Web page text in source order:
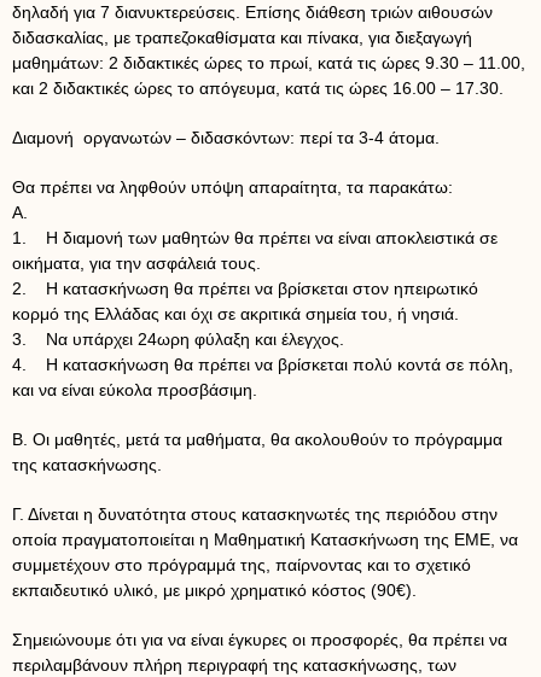
δηλαδή για 7 διανυκτερεύσεις. Επίσης διάθεση τριών αιθουσών
διδασκαλίας, με τραπεζοκαθίσματα και πίνακα, για διεξαγωγή
μαθημάτων: 2 διδακτικές ώρες το πρωί, κατά τις ώρες 9.30 – 11.00,
και 2 διδακτικές ώρες το απόγευμα, κατά τις ώρες 16.00 – 17.30.
Διαμονή οργανωτών – διδασκόντων: περί τα 3-4 άτομα.
Θα πρέπει να ληφθούν υπόψη απαραίτητα, τα παρακάτω:
Α.
1. Η διαμονή των μαθητών θα πρέπει να είναι αποκλειστικά σε
οικήματα, για την ασφάλειά τους.
2. Η κατασκήνωση θα πρέπει να βρίσκεται στον ηπειρωτικό
κορμό της Ελλάδας και όχι σε ακριτικά σημεία του, ή νησιά.
3. Να υπάρχει 24ωρη φύλαξη και έλεγχος.
4. Η κατασκήνωση θα πρέπει να βρίσκεται πολύ κοντά σε πόλη,
και να είναι εύκολα προσβάσιμη.
Β. Οι μαθητές, μετά τα μαθήματα, θα ακολουθούν το πρόγραμμα
της κατασκήνωσης.
Γ. Δίνεται η δυνατότητα στους κατασκηνωτές της περιόδου στην
οποία πραγματοποιείται η Μαθηματική Κατασκήνωση της ΕΜΕ, να
συμμετέχουν στο πρόγραμμά της, παίρνοντας και το σχετικό
εκπαιδευτικό υλικό, με μικρό χρηματικό κόστος (90€).
Σημειώνουμε ότι για να είναι έγκυρες οι προσφορές, θα πρέπει να
περιλαμβάνουν πλήρη περιγραφή της κατασκήνωσης, των